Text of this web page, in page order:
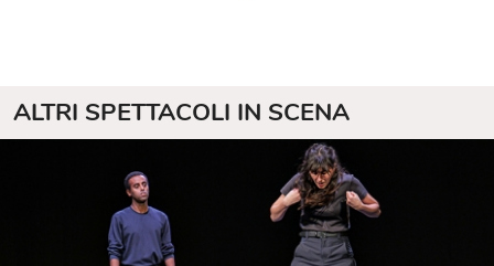
ricette, a giudicare al primo errore.
Lucis è una confessione di smarrimento, che
accompagna tutti i grandi cambiamenti che
attraversano la nostra vita, tra cui la nascita un
ALTRI SPETTACOLI IN SCENA